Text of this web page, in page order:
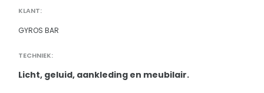
KLANT:
GYROS BAR
TECHNIEK:
Licht, geluid, aankleding en meubilair.